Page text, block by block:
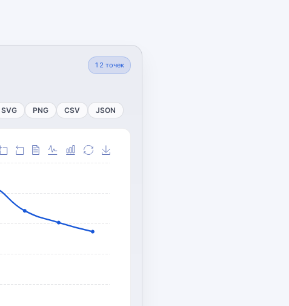
12 точек
SVG PNG CSV JSON